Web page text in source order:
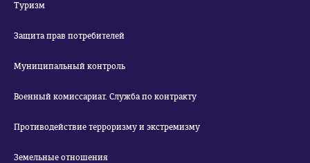
Туризм
Защита прав потребителей
Муниципальный контроль
Военный комиссариат. Служба по контракту
Противодействие терроризму и экстремизму
Земельные отношения